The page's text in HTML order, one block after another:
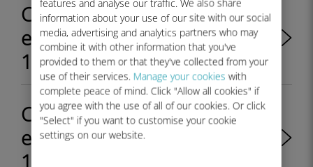
information about your use of our site with our social
media, advertising and analytics partners who may
combine it with other information that you've
provided to them or that they've collected from your
use of their services. Manage your cookies with
complete peace of mind. Click "Allow all cookies" if
you agree with the use of all of our cookies. Or click
"Select" if you want to customise your cookie
settings on our website.
Como instalar o Ubigi eSIM
em seus modelos de iPhone
14?
Como instalar o Ubigi eSIM
em seus modelos de iPhone
12?